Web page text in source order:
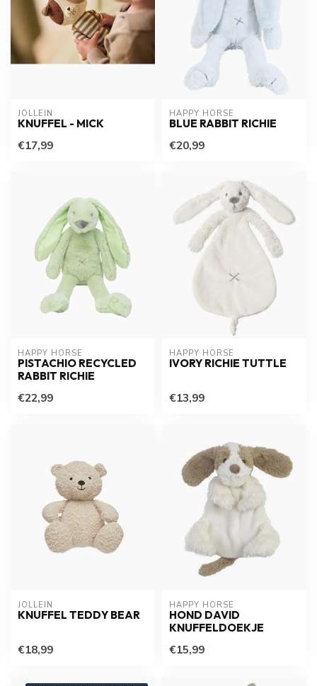
JOLLEIN
KNUFFEL - MICK
€17,99
HAPPY HORSE
BLUE RABBIT RICHIE
€20,99
HAPPY HORSE
PISTACHIO RECYCLED
RABBIT RICHIE
€22,99
HAPPY HORSE
IVORY RICHIE TUTTLE
€13,99
JOLLEIN
KNUFFEL TEDDY BEAR
€18,99
HAPPY HORSE
HOND DAVID
KNUFFELDOEKJE
€15,99